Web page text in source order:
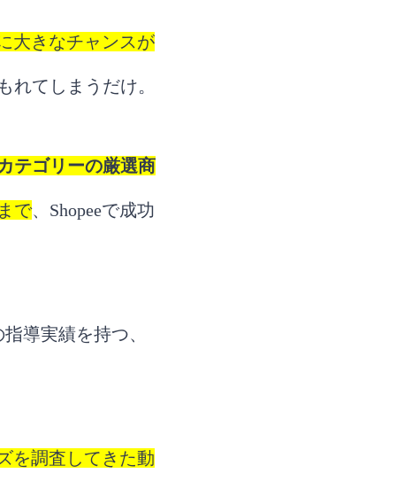
大きなチャンスが
れてしまうだけ。
テゴリーの厳選商
で、Shopeeで成功
導実績を持つ、
を調査してきた動